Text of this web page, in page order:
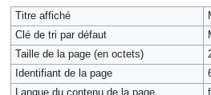
la
navigation
la
recherche
Titre affiché
Clé de tri par défaut
Taille de la page (en octets)
Identifiant de la page